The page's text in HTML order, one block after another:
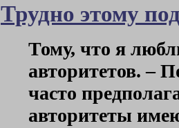
Трудно этому
Тому, что я
авторитетов. –
часто
авторитеты